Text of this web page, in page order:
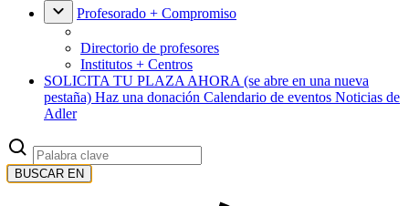
Profesorado + Compromiso
Directorio de profesores
Institutos + Centros
SOLICITA TU PLAZA AHORA (se abre en una nueva
pestaña) Haz una donación Calendario de eventos Noticias de
Adler
BUSCAR EN